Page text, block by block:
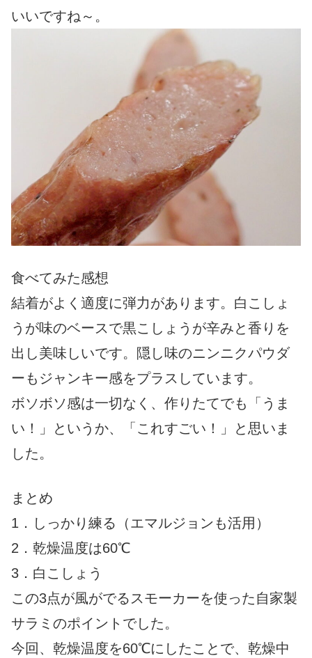
いいですね～。
食べてみた感想
結着がよく適度に弾力があります。白こしょ
うが味のベースで黒こしょうが辛みと香りを
出し美味しいです。隠し味のニンニクパウダ
ーもジャンキー感をプラスしています。
ボソボソ感は一切なく、作りたてでも「うま
い！」というか、「これすごい！」と思いま
した。
まとめ
1．しっかり練る（エマルジョンも活用）
2．乾燥温度は60℃
3．白こしょう
この3点が風がでるスモーカーを使った自家製
サラミのポイントでした。
今回、乾燥温度を60℃にしたことで、乾燥中